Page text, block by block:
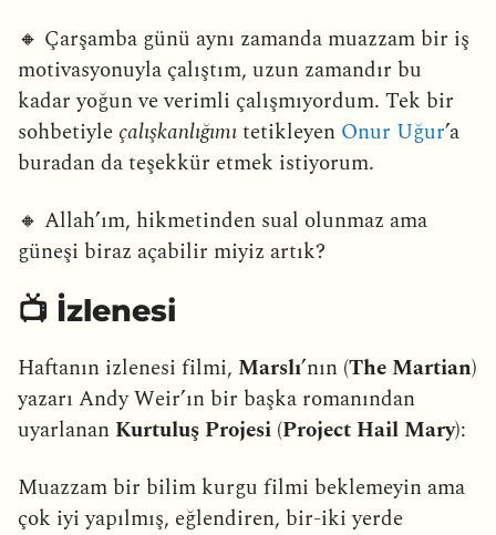
🔸 Çarşamba günü aynı zamanda muazzam bir iş
motivasyonuyla çalıştım, uzun zamandır bu
kadar yoğun ve verimli çalışmıyordum. Tek bir
sohbetiyle çalışkanlığımıtetikleyen Onur Uğur’a
buradan da teşekkür etmek istiyorum.
🔸 Allah’ım, hikmetinden sual olunmaz ama
güneşi biraz açabilir miyiz artık?
📺 İzlenesi
Haftanın izlenesi filmi, Marslı’nın (The Martian)
yazarı Andy Weir’ın bir başka romanından
uyarlanan Kurtuluş Projesi (Project Hail Mary):
Muazzam bir bilim kurgu filmi beklemeyin ama
çok iyi yapılmış, eğlendiren, bir-iki yerde